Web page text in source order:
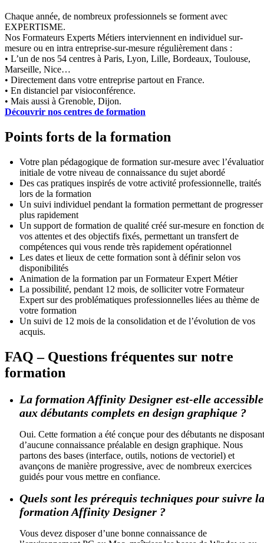
Chaque année, de nombreux professionnels se forment avec
EXPERTISME.
Nos Formateurs Experts Métiers interviennent en individuel sur-
mesure ou en intra entreprise-sur-mesure régulièrement dans :
• L’un de nos 54 centres à Paris, Lyon, Lille, Bordeaux, Toulouse,
Marseille, Nice…
• Directement dans votre entreprise partout en France.
• En distanciel par visioconférence.
• Mais aussi à Grenoble, Dijon.
Découvrir nos centres de formation
Points forts de la formation
Votre plan pédagogique de formation sur-mesure avec
initiale de votre niveau de connaissance du sujet abordé
Des cas pratiques inspirés de votre activité professionnelle, traités
lors de la formation
Un suivi individuel pendant la formation permettant de progresser
plus rapidement
Un support de formation de qualité créé sur-mesure en fonction
vos attentes et des objectifs fixés, permettant un transfert de
compétences qui vous rende très rapidement opérationnel
Les dates et lieux de cette formation sont à définir selon vos
disponibilités
Animation de la formation par un Formateur Expert Métier
La possibilité, pendant 12 mois, de solliciter votre Formateur
Expert sur des problématiques professionnelles liées au thème de
votre formation
Un suivi de 12 mois de la consolidation et de l’évolution de vos
acquis.
FAQ – Questions fréquentes sur notre
formation
La formation Affinity Designer est-elle accessible
aux débutants complets en design graphique ?
Oui. Cette formation a été conçue pour des débutants ne disposant
d’aucune connaissance préalable en design graphique. Nous
partons des bases (interface, outils, notions de vectoriel) et
avançons de manière progressive, avec de nombreux exercices
guidés pour vous mettre en confiance.
Quels sont les prérequis techniques pour suivre la
formation Affinity Designer ?
Vous devez disposer d’une bonne connaissance de